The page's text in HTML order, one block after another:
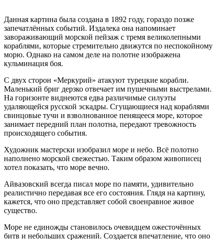
Данная картина была создана в 1892 году, гораздо позже
запечатлённых событий. Издалека она напоминает
завораживающий морской пейзаж с тремя великолепными
кораблями, которые стремительно движутся по неспокойному
морю. Однако на самом деле на полотне изображена
кульминация боя.
С двух сторон «Меркурий» атакуют турецкие корабли.
Маленький бриг дерзко отвечает им пушечными выстрелами.
На горизонте виднеются едва различимые силуэты
удаляющейся русской эскадры. Сгущающиеся над кораблями
свинцовые тучи и взволнованное пенящееся море, которое
занимает передний план полотна, передают тревожность
происходящего события.
Художник мастерски изобразил море и небо. Всё полотно
наполнено морской свежестью. Таким образом живописец
хотел показать, что море вечно.
Айвазовский всегда писал море по памяти, удивительно
реалистично передавая все его состояния. Глядя на картину,
кажется, что оно представляет собой своенравное живое
существо.
Море не единожды становилось очевидцем ожесточённых
битв и небольших сражений. Создается впечатление, что оно